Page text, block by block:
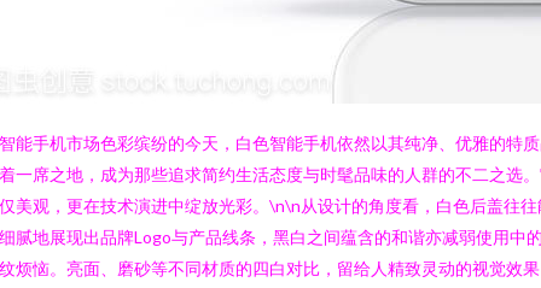
能手机市场色彩缤纷的今天，白色智能手机依然以其纯净、优雅的特
一席之地，成为那些追求简约生活态度与时髦品味的人群的不二之选
美观，更在技术演进中绽放光彩。\n\n从设计的角度看，白色后盖往往
腻地展现出品牌Logo与产品线条，黑白之间蕴含的和谐亦减弱使用中
烦恼。亮面、磨砂等不同材质的四白对比，留给人精致灵动的视觉效